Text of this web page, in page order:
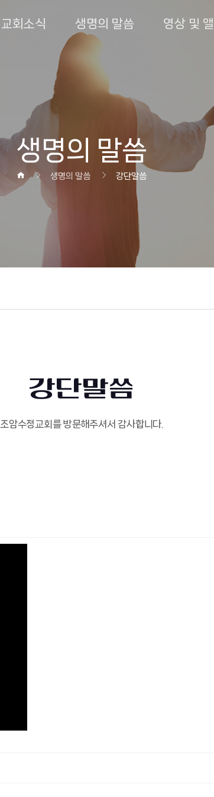
교회소식 생명의 말씀 영상 및
생명의 말씀
생명의 말씀 강단말씀
강단말씀
조암수정교회를 방문해주셔서 감사합니다.